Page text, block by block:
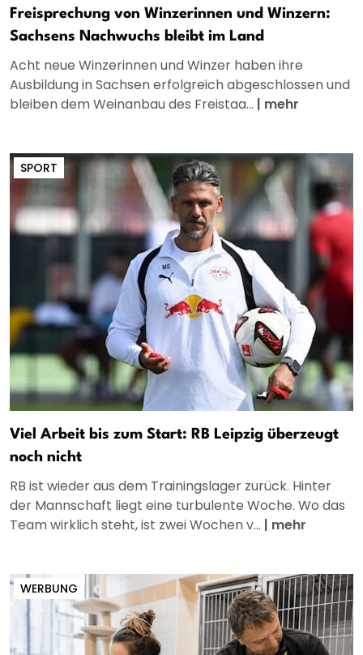
Freisprechung von Winzerinnen und Winzern:
Sachsens Nachwuchs bleibt im Land
Acht neue Winzerinnen und Winzer haben ihre
Ausbildung in Sachsen erfolgreich abgeschlossen und
bleiben dem Weinanbau des Freistaa... | mehr
SPORT
Viel Arbeit bis zum Start: RB Leipzig überzeugt
noch nicht
RB ist wieder aus dem Trainingslager zurück. Hinter
der Mannschaft liegt eine turbulente Woche. Wo das
Team wirklich steht, ist zwei Wochen v... | mehr
WERBUNG